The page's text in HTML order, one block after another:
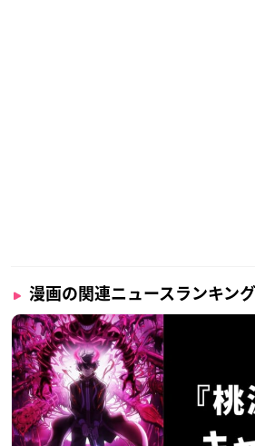
漫画の関連ニュースランキング